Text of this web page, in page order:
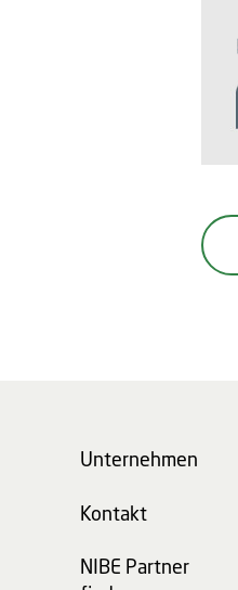
Unternehmen
Kontakt
NIBE Partner